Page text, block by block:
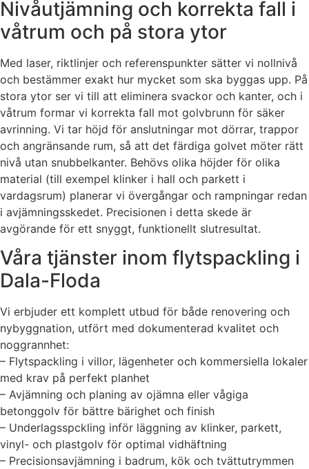
Nivåutjämning och korrekta fall i
våtrum och på stora ytor
Med laser, riktlinjer och referenspunkter sätter vi nollnivå
och bestämmer exakt hur mycket som ska byggas upp. På
stora ytor ser vi till att eliminera svackor och kanter, och i
våtrum formar vi korrekta fall mot golvbrunn för säker
avrinning. Vi tar höjd för anslutningar mot dörrar, trappor
och angränsande rum, så att det färdiga golvet möter rätt
nivå utan snubbelkanter. Behövs olika höjder för olika
material (till exempel klinker i hall och parkett i
vardagsrum) planerar vi övergångar och rampningar redan
i avjämningsskedet. Precisionen i detta skede är
avgörande för ett snyggt, funktionellt slutresultat.
Våra tjänster inom flytspackling i
Dala-Floda
Vi erbjuder ett komplett utbud för både renovering och
nybyggnation, utfört med dokumenterad kvalitet och
noggrannhet:
– Flytspackling i villor, lägenheter och kommersiella lokaler
med krav på perfekt planhet
– Avjämning och planing av ojämna eller vågiga
betonggolv för bättre bärighet och finish
– Underlagsspckling inför läggning av klinker, parkett,
vinyl- och plastgolv för optimal vidhäftning
– Precisionsavjämning i badrum, kök och tvättutrymmen